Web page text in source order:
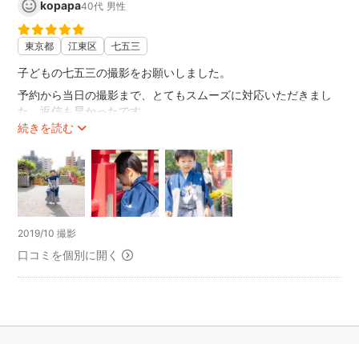
kopapa40代 男性
東京都 江東区 七五三
続きを読む
子どもの七五三の撮影をお願いしました。
予約から当日の撮影まで、とてもスムーズに対応いただきまし
た。返信も早かったです。
いのうえさんは、子どもの扱いに慣れていらしゃるようで、雰
撮影に入ることができました。
撮影では、番傘、紙風船の小物を浸かって、子どもの自然な表
情を引き出していただきました。
納品も迅速（3日後に納品）で、200枚近くありました。
また、次のイベントの際にもお願いしたいと思います。
2019/10 撮影
口コミを個別に開く